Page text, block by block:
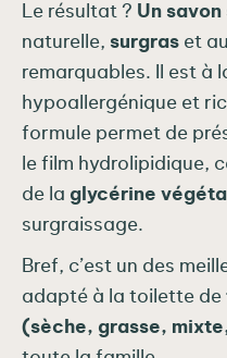
Le résultat ? Un savon
naturelle, surgras et
remarquables. Il est à
hypoallergénique et
formule permet de
le film hydrolipidique,
de la glycérine
surgraissage.
Bref, c’est un des
adapté à la toilette de
(sèche, grasse,